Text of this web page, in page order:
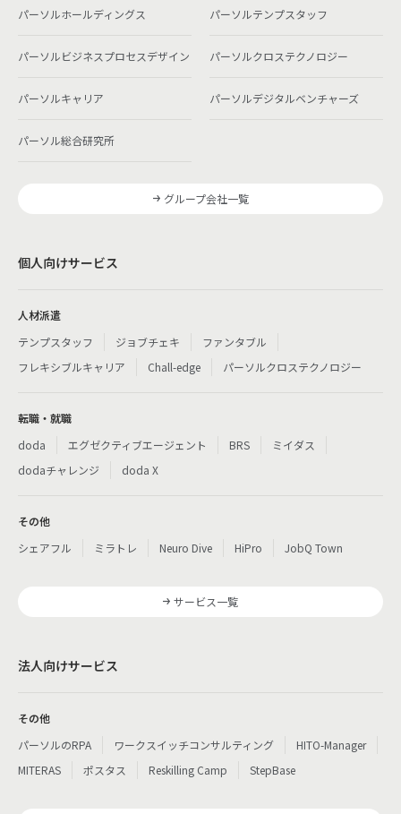
パーソルホールディングス パーソルテンプスタッフ
パーソルビジネスプロセスデザイン パーソルクロステクノロジー
パーソルキャリア パーソルデジタルベンチャーズ
パーソル総合研究所
グループ会社一覧
個人向けサービス
人材派遣
テンプスタッフ
ジョブチェキ
ファンタブル
フレキシブルキャリア
Chall-edge パーソルクロステクノロジー
転職・就職
doda
エグゼクティブエージェント BRS
ミイダス
dodaチャレンジ
doda X
その他
シェアフル
ミラトレ Neuro Dive HiPro JobQ Town
サービス一覧
法人向けサービス
その他
パーソルのRPA
ワークスイッチコンサルティング
HITO-Manager
MITERAS
ポスタス Reskilling Camp StepBase